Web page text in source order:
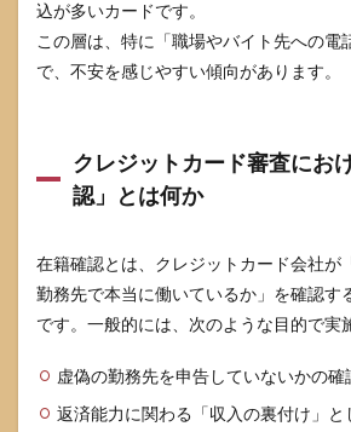
く担
当者
名の
場合
3.2
職場
でよ
り取
りの
流れ
（会
例）
3.3
込が多いカードです。
この層は、特に「職場やバイト先への電
で、不安を感じやすい傾向があります。
クレジットカード審査にお
認」とは何か
在籍確認とは、クレジットカード会社が
勤務先で本当に働いているか」を確認す
です。一般的には、次のような目的で実
虚偽の勤務先を申告していないかの確
返済能力に関わる「収入の裏付け」と